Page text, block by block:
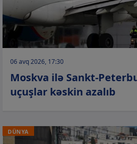
06 avq 2026, 17:30
Moskva ilə Sankt-
uçuşlar kəskin azalıb
DÜNYA